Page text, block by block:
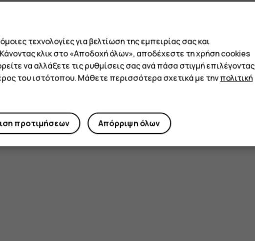
τεχνολογίες για βελτίωση της εμπειρίας σας και
κλικ στο «Αποδοχή όλων», αποδέχεστε τη χρήση cookies
να αλλάξετε τις ρυθμίσεις σας ανά πάσα στιγμή επιλέγοντας
του ιστότοπου. Μάθετε περισσότερα σχετικά με τηνπολιτική
Απόρριψη όλων
προτιμήσεων